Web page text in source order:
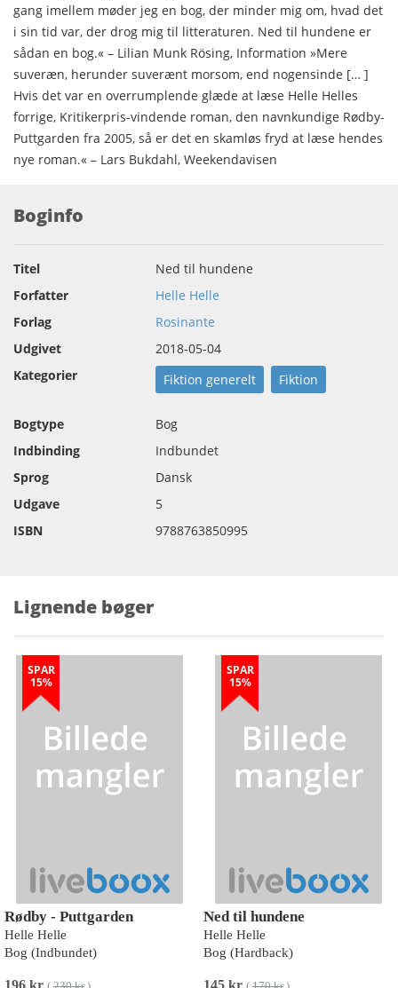
gang imellem møder jeg en bog, der minder mig om, hvad det
i sin tid var, der drog mig til litteraturen. Ned til hundene er
sådan en bog.« – Lilian Munk Rösing, Information »Mere
suveræn, herunder suverænt morsom, end nogensinde [… ]
Hvis det var en overrumplende glæde at læse Helle Helles
forrige, Kritikerpris-vindende roman, den navnkundige Rødby-
Puttgarden fra 2005, så er det en skamløs fryd at læse hendes
nye roman.« – Lars Bukdahl, Weekendavisen
Boginfo
Titel
Ned til hundene
Forfatter
Helle Helle
Forlag
Rosinante
Udgivet
2018-05-04
Kategorier
Fiktion generelt Fiktion
Bogtype
Bog
Indbinding
Indbundet
Sprog
Dansk
Udgave
5
ISBN
9788763850995
Lignende bøger
SPAR
15%
Rødby - Puttgarden
Helle Helle
Bog (Indbundet)
196 kr
SPAR
15%
Ned til hundene
Helle Helle
Bog (Hardback)
145 kr